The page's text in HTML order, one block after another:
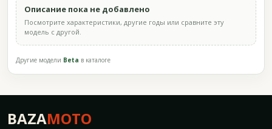
Описание пока не добавлено
Посмотрите характеристики, другие годы или сравните эту
модель с другой.
Другие модели Beta в каталоге
BAZAMOTO